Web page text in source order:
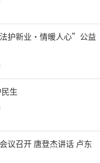
护新业·情暖人心”公益
生
议召开 唐登杰讲话 卢东